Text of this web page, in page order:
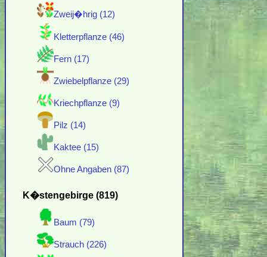
Zweij�hrig (12)
Kletterpflanze (46)
Fern (17)
Zwiebelpflanze (29)
Kriechpflanze (9)
Pilz (14)
Kaktee (15)
Ohne Angaben (87)
K�stengebirge (819)
Baum (79)
Strauch (226)